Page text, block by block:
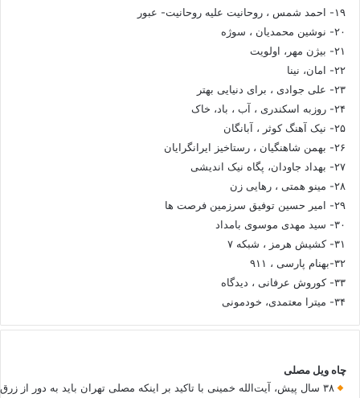
۱۹- احمد شمس ، روحانیت علیه روحانیت- عبور
۲۰- نوشین محمدیان ، سوژه
۲۱- بیژن مهر، اولویت
۲۲- امان، نینا
۲۳- علی جوادی ، برای دنیایی بهتر
۲۴- روزبه اسکندری ، آب ، باد، خاک
۲۵- نیک آهنگ کوثر ، آبانگان
۲۶- بهمن شاهنگیان ، رستاخیز ایرانگرایان
۲۷- بهداد جاودان، پگاه نیک اندیشی
۲۸- مینو همتی ، رهایی زن
۲۹- امیر حسین توفیق سرزمین فرصت ها
۳۰- سید مهدی موسوی بامداد
۳۱- کشیش هرمز ، شبکه ۷
۳۲-بهنام پارسی ، ۹۱۱
۳۳- کوروش عرفانی ، دیدگاه
۳۴- میترا معتمدی، خودمونی
چاه ویل مصلی
۳۸ سال پیش، آیت‌الله خمینی با تاکید بر اینکه مصلی تهران باید به دور از